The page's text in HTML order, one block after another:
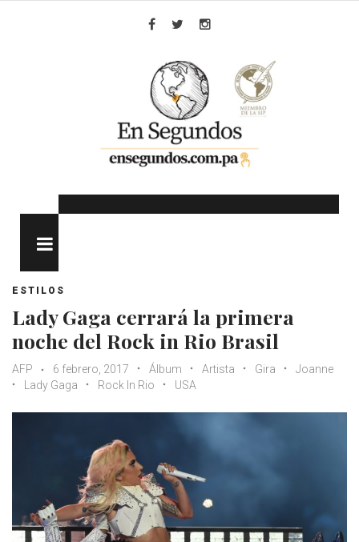
ESTILOS
Lady Gaga cerrará la primera
noche del Rock in Rio Brasil
AFP 6 febrero, 2017 Álbum Artista Gira
Joanne
Lady Gaga
Rock In Rio USA